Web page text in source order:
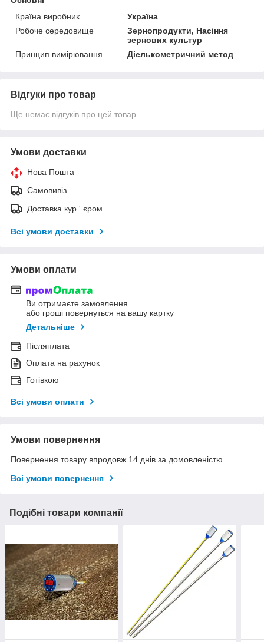
Країна виробник
Україна
Робоче середовище
Зернопродукти, Насіння
зернових культур
Принцип вимірювання
Діелькометричний метод
Відгуки про товар
Ще немає відгуків про цей товар
Умови доставки
Нова Пошта
Самовивіз
Доставка кур ' єром
Всі умови доставки
Умови оплати
Ви отримаєте замовлення
або гроші повернуться на вашу картку
Детальніше
Післяплата
Оплата на рахунок
Готівкою
Всі умови оплати
Умови повернення
Повернення товару впродовж 14 днів за домовленістю
Всі умови повернення
Подібні товари компанії